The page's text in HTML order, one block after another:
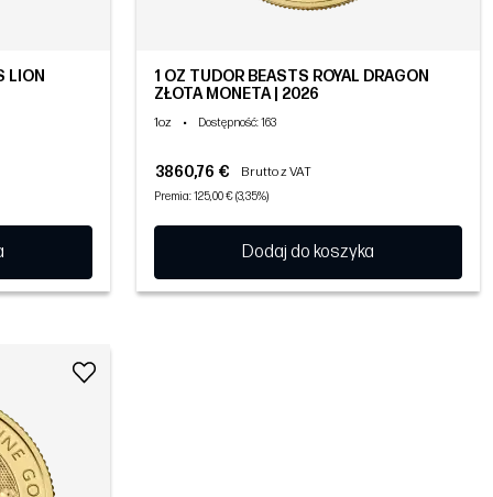
LION
1 OZ TUDOR BEASTS ROYAL DRAGON
ZŁOTA MONETA | 2026
1oz • Dostępność: 163
3860,76 € Brutto z VAT
Premia: 125,00 € (3,35%)
Dodaj do koszyka